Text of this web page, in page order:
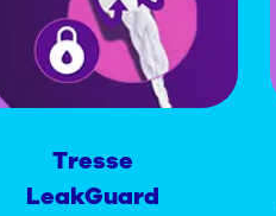
Tresse
LeakGuard